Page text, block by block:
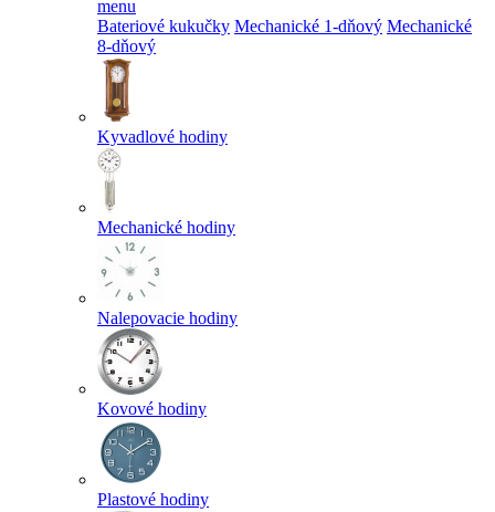
menu
Bateriové kukučky Mechanické 1-dňový Mechanické
8-dňový
Kyvadlové hodiny
Mechanické hodiny
Nalepovacie hodiny
Kovové hodiny
Plastové hodiny